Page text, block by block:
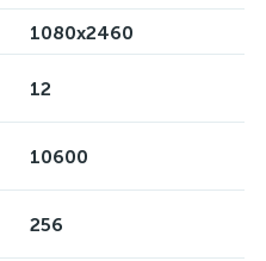
1080x2460
12
10600
256